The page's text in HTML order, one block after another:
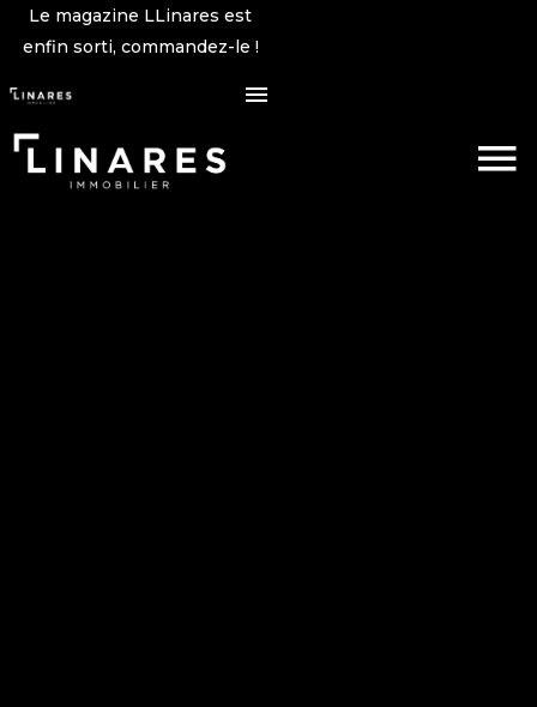
Le magazine LLinares est
enfin sorti, commandez-le !